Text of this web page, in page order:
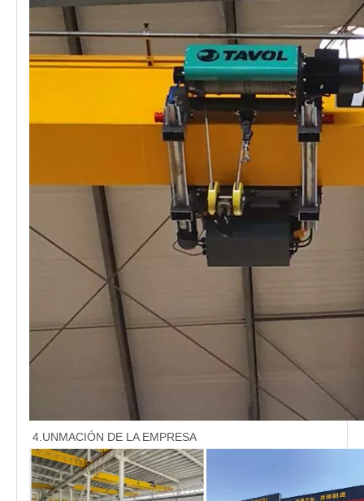
4.UNMACIÓN DE LA EMPRESA